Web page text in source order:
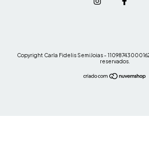
Copyright Carla Fidelis SemiJoias -
reservados.